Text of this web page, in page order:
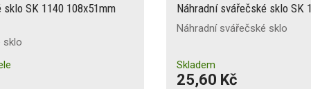
SK 1140 108x51mm
sklo
Náhradní svářečské sklo SK
Náhradní svářečské sklo
Skladem
25,60 Kč